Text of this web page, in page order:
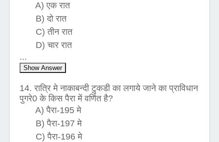
A) एक रात
B) दो रात
C) तीन रात
D) चार रात
...
Show Answer
14. रात्रि मे नाकाबन्दी टुकडी का लगाये जाने का प्राविधान
पुगरे0 के किस पैरा में वर्णित है?
A) पैरा-195 मे
B) पैरा-197 मे
C) पैरा-196 मे